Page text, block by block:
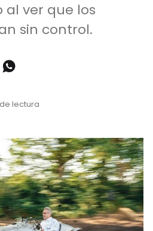
al ver que los
sin control.
lectura